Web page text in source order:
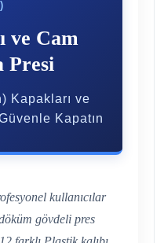
ve Cam
Presi
Kapakları ve
Kapatın
kullanıcılar
gövdeli pres